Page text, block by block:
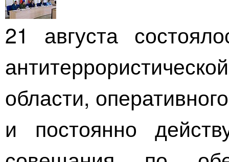
21 августа
области,
и постоянно